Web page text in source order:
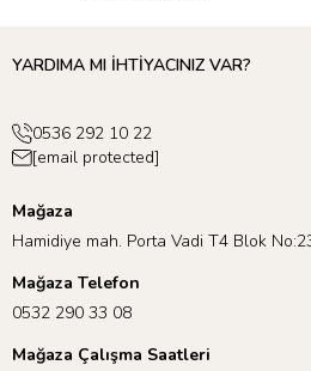
YARDIMA MI İHTİYACINIZ VAR?
0536 292 10 22
[email protected]
Mağaza
Hamidiye mah. Porta Vadi T4 Blok
Mağaza Telefon
0532 290 33 08
Mağaza Çalışma Saatleri